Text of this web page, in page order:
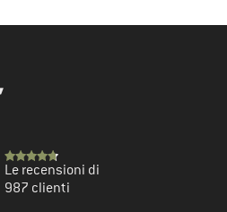
Le recensioni di
987 clienti